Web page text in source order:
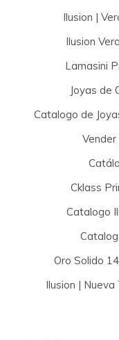
Ilusion |
Ilusion
Lamasini
Joyas de
Catalogo de
Vender
Cklass
Catalogo
Oro Solido
Ilusion |